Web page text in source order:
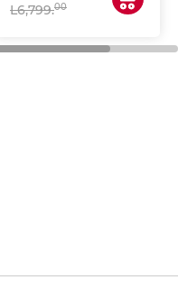
L6,799.00